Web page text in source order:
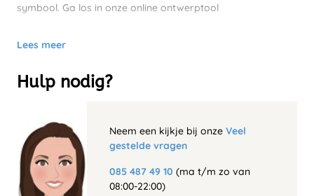
symbool. Ga los in onze online ontwerptool
Lees meer
Hulp nodig?
Neem een kijkje bij onze Veel
gestelde vragen
085 487 49 10 (ma t/m zo van
08:00-22:00)